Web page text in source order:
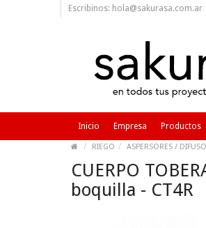
Escribinos: hola@sakurasa.com.ar
Inicio Empresa Productos
RIEGO ASPERSORES /
CUERPO
boquilla - CT4R